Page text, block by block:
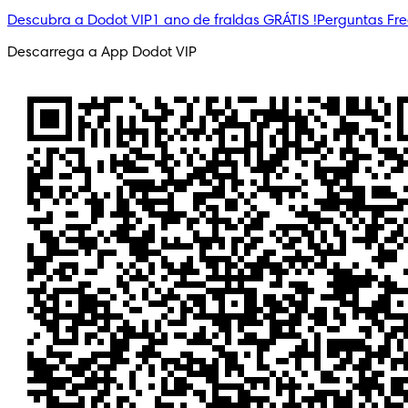
Descubra a Dodot VIP1 ano de fraldas GRÁTIS !Perguntas
Descarrega a App Dodot VIP